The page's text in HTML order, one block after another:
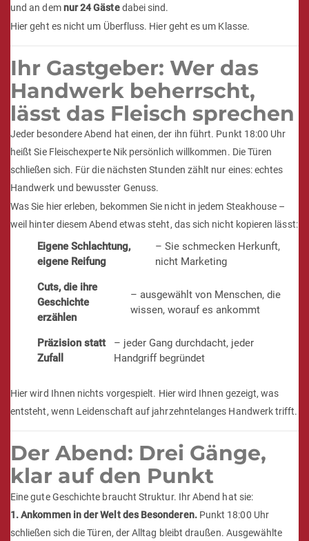
und an demnur 24 Gästedabei sind.
Hier geht es nicht um Überfluss. Hier geht es um Klasse.
Ihr Gastgeber: Wer das
Handwerk beherrscht,
lässt das Fleisch sprechen
Jeder besondere Abend hat einen, der ihn führt. Punkt 18:00 Uhr
heißt Sie Fleischexperte Nik persönlich willkommen. Die Türen
schließen sich. Für die nächsten Stunden zählt nur eines: echtes
Handwerk und bewusster Genuss.
Was Sie hier erleben, bekommen Sie nicht in jedem Steakhouse –
weil hinter diesem Abend etwas steht, das sich nicht kopieren lässt:
Eigene Schlachtung,
eigene Reifung
– Sie schmecken Herkunft,
nicht Marketing
Cuts, die ihre
Geschichte
erzählen
– ausgewählt von Menschen, die
wissen, worauf es ankommt
Präzision statt
Zufall
– jeder Gang durchdacht, jeder
Handgriff begründet
Hier wird Ihnen nichts vorgespielt. Hier wird Ihnen gezeigt, was
entsteht, wenn Leidenschaft auf jahrzehntelanges Handwerk trifft.
Der Abend: Drei Gänge,
klar auf den Punkt
Eine gute Geschichte braucht Struktur. Ihr Abend hat sie:
1. Ankommen in der Welt des Besonderen.Punkt 18:00 Uhr
schließen sich die Türen, der Alltag bleibt draußen. Ausgewählte